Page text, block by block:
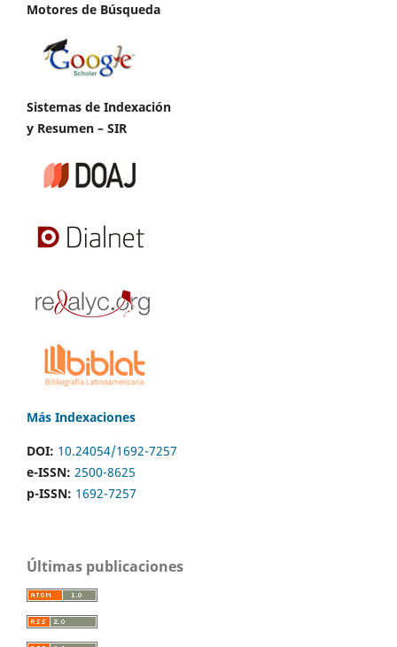
Motores de Búsqueda
Sistemas de Indexación
y Resumen – SIR
Más Indexaciones
DOI: 10.24054/1692-7257
e-ISSN: 2500-8625
p-ISSN: 1692-7257
Últimas publicaciones